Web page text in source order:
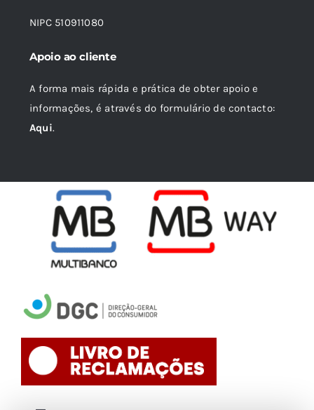
NIPC 510911080
Apoio ao cliente
A forma mais rápida e prática de obter apoio e
informações, é através do formulário de contacto:
Aqui.